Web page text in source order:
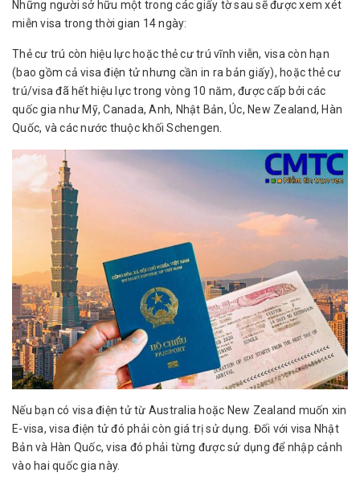
Những người sở hữu một trong các giấy tờ sau sẽ được xem xét
miễn visa trong thời gian 14 ngày:
Thẻ cư trú còn hiệu lực hoặc thẻ cư trú vĩnh viễn, visa còn hạn
(bao gồm cả visa điện tử nhưng cần in ra bản giấy), hoặc thẻ cư
trú/visa đã hết hiệu lực trong vòng 10 năm, được cấp bởi các
quốc gia như Mỹ, Canada, Anh, Nhật Bản, Úc, New Zealand, Hàn
Quốc, và các nước thuộc khối Schengen.
Nếu bạn có visa điện tử từ Australia hoặc New Zealand muốn xin
E-visa, visa điện tử đó phải còn giá trị sử dụng. Đối với visa Nhật
Bản và Hàn Quốc, visa đó phải từng được sử dụng để nhập cảnh
vào hai quốc gia này.